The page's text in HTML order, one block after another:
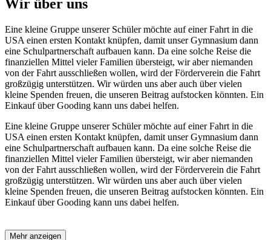
Wir über uns
Eine kleine Gruppe unserer Schüler möchte auf einer Fahrt in die
USA einen ersten Kontakt knüpfen, damit unser Gymnasium dann
eine Schulpartnerschaft aufbauen kann. Da eine solche Reise die
finanziellen Mittel vieler Familien übersteigt, wir aber niemanden
von der Fahrt ausschließen wollen, wird der Förderverein die Fahrt
großzügig unterstützen. Wir würden uns aber auch über vielen
kleine Spenden freuen, die unseren Beitrag aufstocken könnten. Ein
Einkauf über Gooding kann uns dabei helfen.
Eine kleine Gruppe unserer Schüler möchte auf einer Fahrt in die
USA einen ersten Kontakt knüpfen, damit unser Gymnasium dann
eine Schulpartnerschaft aufbauen kann. Da eine solche Reise die
finanziellen Mittel vieler Familien übersteigt, wir aber niemanden
von der Fahrt ausschließen wollen, wird der Förderverein die Fahrt
großzügig unterstützen. Wir würden uns aber auch über vielen
kleine Spenden freuen, die unseren Beitrag aufstocken könnten. Ein
Einkauf über Gooding kann uns dabei helfen.
Mehr anzeigen